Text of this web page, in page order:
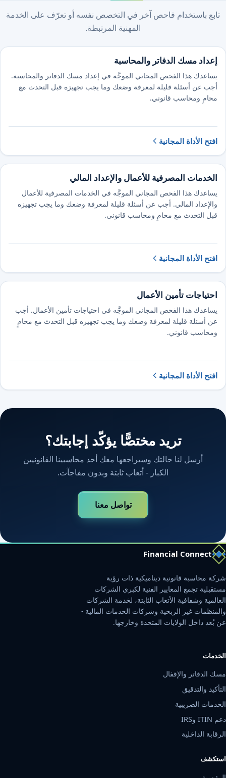
تابع باستخدام فاحص آخر في التخصص نفسه أو تعرّف على الخدمة
المهنية المرتبطة.
إعداد مسك الدفاتر والمحاسبة
يساعدك هذا الفحص المجاني الموجَّه في إعداد مسك الدفاتر والمحاسبة.
أجب عن أسئلة قليلة لمعرفة وضعك وما يجب تجهيزه قبل التحدث مع
محامٍ ومحاسب قانوني.
افتح الأداة المجانية
الخدمات المصرفية للأعمال والإعداد المالي
يساعدك هذا الفحص المجاني الموجَّه في الخدمات المصرفية للأعمال
والإعداد المالي. أجب عن أسئلة قليلة لمعرفة وضعك وما يجب تجهيزه
قبل التحدث مع محامٍ ومحاسب قانوني.
افتح الأداة المجانية
احتياجات تأمين الأعمال
يساعدك هذا الفحص المجاني الموجَّه في احتياجات تأمين الأعمال. أجب
عن أسئلة قليلة لمعرفة وضعك وما يجب تجهيزه قبل التحدث مع محامٍ
ومحاسب قانوني.
افتح الأداة المجانية
تريد مختصًّا يؤكّد إجابتك؟
أرسل لنا حالتك وسيراجعها معك أحد محاسبينا القانونيين
الكبار - أتعاب ثابتة وبدون مفاجآت.
تواصل معنا
Financial Connect
شركة محاسبة قانونية ديناميكية ذات رؤية
مستقبلية تجمع المعايير الفنية لكبرى الشركات
العالمية وشفافية الأتعاب الثابتة، لخدمة الشركات
والمنظمات غير الربحية وشركات الخدمات المالية -
عن بُعد داخل الولايات المتحدة وخارجها.
الخدمات
مسك الدفاتر والإقفال
التأكيد والتدقيق
الخدمات الضريبية
دعم ITIN وIRS
الرقابة الداخلية
استكشف